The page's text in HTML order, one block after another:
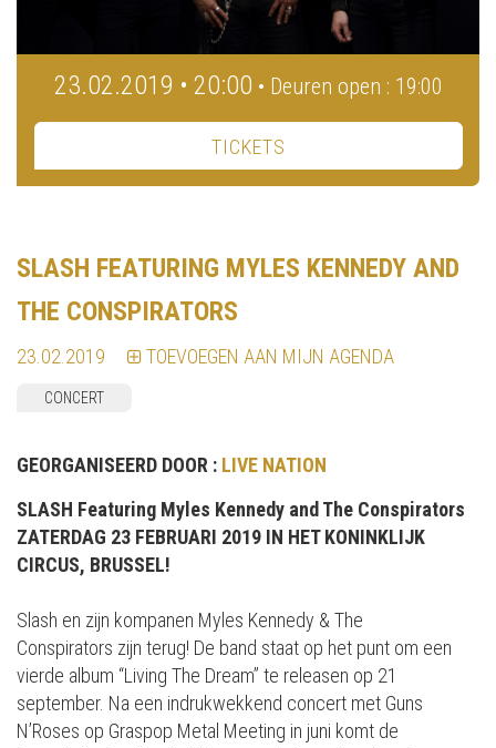
23.02.2019 • 20:00 • Deuren open : 19:00
TICKETS
SLASH FEATURING MYLES KENNEDY AND
THE CONSPIRATORS
23.02.2019 TOEVOEGEN AAN MIJN AGENDA
CONCERT
GEORGANISEERD DOOR : LIVE NATION
SLASH Featuring Myles Kennedy and The Conspirators
ZATERDAG 23 FEBRUARI 2019 IN HET KONINKLIJK
CIRCUS, BRUSSEL!
Slash en zijn kompanen Myles Kennedy & The
Conspirators zijn terug! De band staat op het punt om een
vierde album “Living The Dream” te releasen op 21
september. Na een indrukwekkend concert met Guns
N’Roses op Graspop Metal Meeting in juni komt de